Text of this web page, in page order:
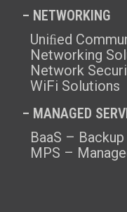
– NETWORKING
Uniﬁed
Networking
Network
WiFi Solutions
– MANAGED
BaaS –
MPS –